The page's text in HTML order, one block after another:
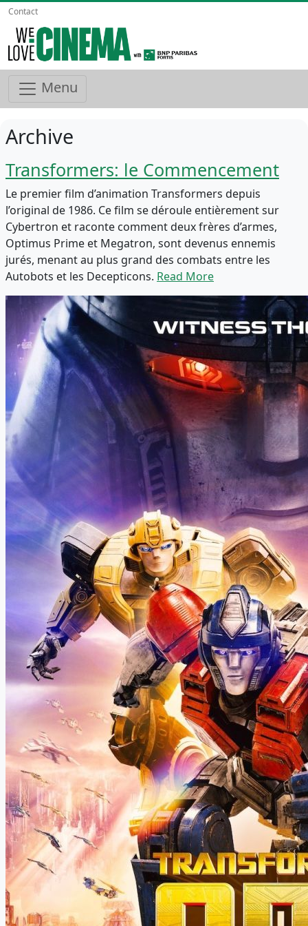
Contact
Menu
Archive
Transformers: le Commencement
Le premier film d’animation Transformers depuis
l’original de 1986. Ce film se déroule entièrement sur
Cybertron et raconte comment deux frères d’armes,
Optimus Prime et Megatron, sont devenus ennemis
jurés, menant au plus grand des combats entre les
Autobots et les Decepticons. Read More